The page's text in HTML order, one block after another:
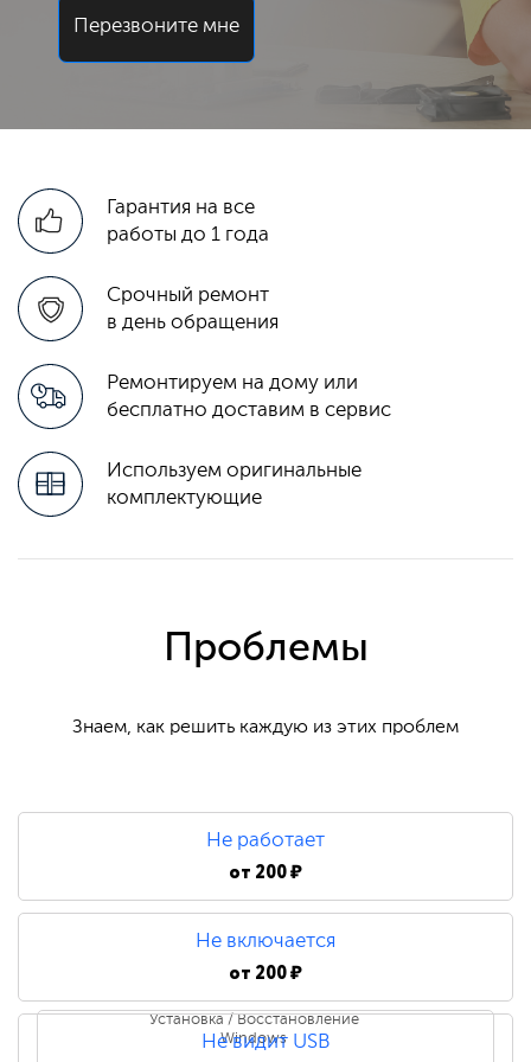
Перезвоните мне
Гарантия на все
работы до 1 года
Срочный ремонт
в день обращения
Ремонтируем на дому или
бесплатно доставим в сервис
Используем оригинальные
комплектующие
Проблемы
Знаем, как решить каждую из этих проблем
Не работает
от 200 ₽
Не включается
от 200 ₽
Установка / Восстановление
Windows
Не видит USB